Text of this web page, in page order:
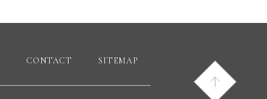
CONTACT SITEMAP